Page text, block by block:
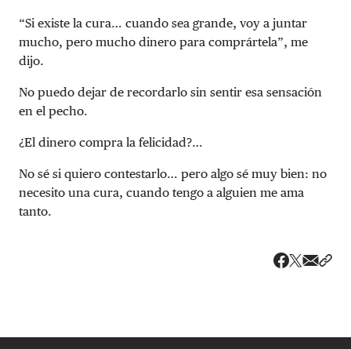
“Si existe la cura… cuando sea grande, voy a juntar
mucho, pero mucho dinero para comprártela”, me
dijo.
No puedo dejar de recordarlo sin sentir esa sensación
en el pecho.
¿El dinero compra la felicidad?…
No sé si quiero contestarlo… pero algo sé muy bien: no
necesito una cura, cuando tengo a alguien me ama
tanto.